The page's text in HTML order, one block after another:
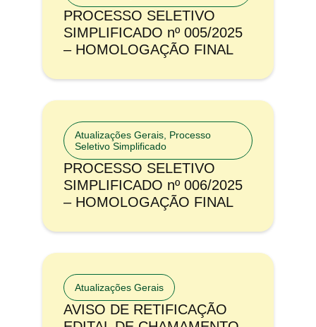
PROCESSO SELETIVO
SIMPLIFICADO nº 005/2025
– HOMOLOGAÇÃO FINAL
Atualizações Gerais Processo
Seletivo Simplificado
PROCESSO SELETIVO
SIMPLIFICADO nº 006/2025
– HOMOLOGAÇÃO FINAL
Atualizações Gerais
AVISO DE RETIFICAÇÃO